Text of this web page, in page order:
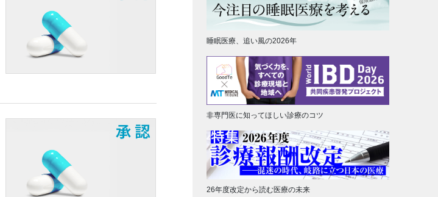
睡眠医療、追い風の2026年
非専門医に知ってほしい診療のコツ
26年度改定から読む医療の未来